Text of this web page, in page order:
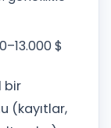
$
bir
(kayıtlar,